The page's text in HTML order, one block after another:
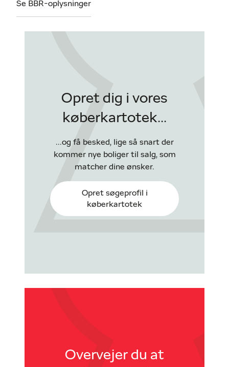
Se BBR-oplysninger
Opret dig i vores
køberkartotek...
...og få besked, lige så snart der
kommer nye boliger til salg, som
matcher dine ønsker.
Opret søgeprofil i
køberkartotek
Overvejer du at